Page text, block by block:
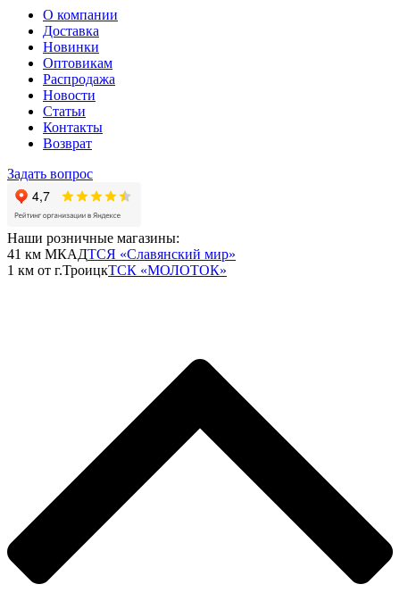
О компании
Доставка
Новинки
Оптовикам
Распродажа
Новости
Статьи
Контакты
Возврат
Задать вопрос
Наши розничные магазины:
41 км МКАДТСЯ «Славянский мир»
1 км от г.ТроицкТСК «МОЛОТОК»